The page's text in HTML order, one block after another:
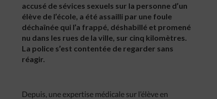
accusé de sévices sexuels sur la personne d’un
élève de l’école, a été assailli par une foule
déchaînée qui l’a frappé, déshabillé et promené
nu dans les rues de la ville, sur cinq kilomètres.
La police s’est contentée de regarder sans
réagir.
Depuis, une expertise médicale sur l’élève en